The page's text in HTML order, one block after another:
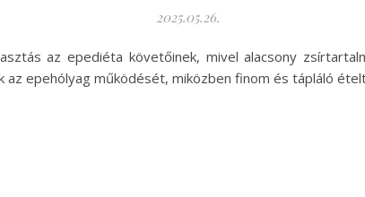
2025.05.26.
az epediéta követőinek, mivel alacsony
epehólyag működését, miközben finom és tápláló ételt